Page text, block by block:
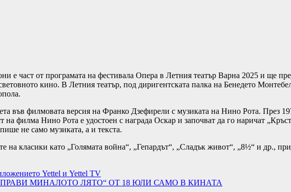
е част от програмата на фестивала Опера в Летния театър Варна 2025 и ще
кино. В Летния театър, под диригентската палка на Бенедето
във филмовата версия на Франко Дзефирели с музиката на Нино Рота. През
на филма Нино Рота е удостоен с награда Оскар и започват да го наричат
не само музиката, а и текста.
на класики като „Голямата война“, „Гепардът“, „Сладък живот“, „8½“ и др.,
Yettel и Yettel TV
МИНАЛОТО ЛЯТО“ ОТ 18 ЮЛИ САМО В КИНАТА